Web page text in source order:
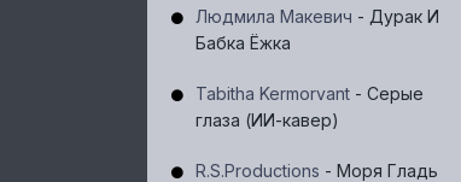
Людмила Макевич - Дурак И
Бабка Ёжка
Tabitha Kermorvant - Серые
глаза (ИИ-кавер)
R.S.Productions - Моря Гладь